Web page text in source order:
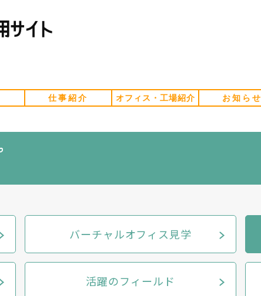
仕事紹介 オフィス・工場紹介 お知らせ
バーチャルオフィス見学
活躍のフィールド